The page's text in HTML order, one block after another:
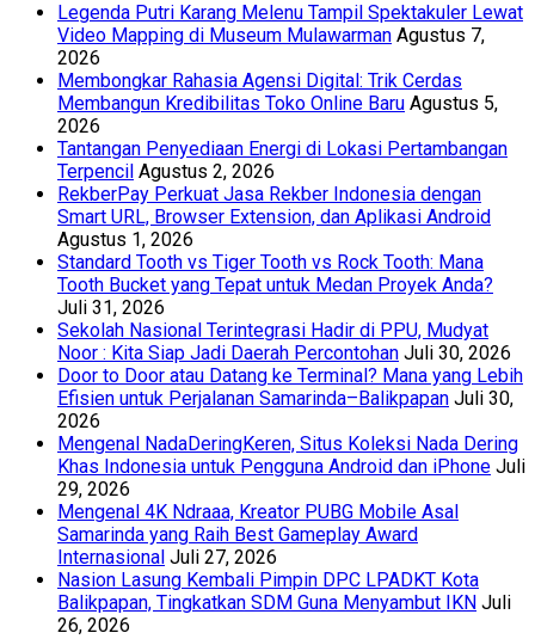
Legenda Putri Karang Melenu Tampil Spektakuler Lewat
Video Mapping di Museum Mulawarman Agustus 7,
2026
Membongkar Rahasia Agensi Digital: Trik Cerdas
Membangun Kredibilitas Toko Online Baru Agustus 5,
2026
Tantangan Penyediaan Energi di Lokasi Pertambangan
Terpencil Agustus 2, 2026
RekberPay Perkuat Jasa Rekber Indonesia dengan
Smart URL, Browser Extension, dan Aplikasi Android
Agustus 1, 2026
Standard Tooth vs Tiger Tooth vs Rock Tooth: Mana
Tooth Bucket yang Tepat untuk Medan Proyek Anda?
Juli 31, 2026
Sekolah Nasional Terintegrasi Hadir di PPU, Mudyat
Noor : Kita Siap Jadi Daerah Percontohan Juli 30, 2026
Door to Door atau Datang ke Terminal? Mana yang Lebih
Efisien untuk Perjalanan Samarinda–Balikpapan Juli 30,
2026
Mengenal NadaDeringKeren, Situs Koleksi Nada Dering
Khas Indonesia untuk Pengguna Android dan iPhone Juli
29, 2026
Mengenal 4K Ndraaa, Kreator PUBG Mobile Asal
Samarinda yang Raih Best Gameplay Award
Internasional Juli 27, 2026
Nasion Lasung Kembali Pimpin DPC LPADKT Kota
Balikpapan, Tingkatkan SDM Guna Menyambut IKN Juli
26, 2026